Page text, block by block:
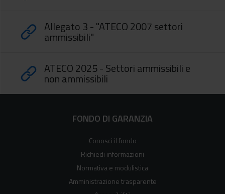
Allegato 3 - "ATECO 2007 settori
ammissibili"
ATECO 2025 - Settori ammissibili e
non ammissibili
FONDO DI GARANZIA
Conosci il fondo
Richiedi informazioni
Normativa e modulistica
Amministrazione trasparente